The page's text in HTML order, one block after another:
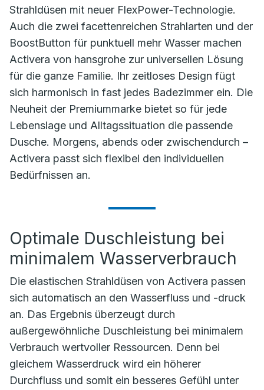
Strahldüsen mit neuer FlexPower-Technologie.
Auch die zwei facettenreichen Strahlarten und der
BoostButton für punktuell mehr Wasser machen
Activera von hansgrohe zur universellen Lösung
für die ganze Familie. Ihr zeitloses Design fügt
sich harmonisch in fast jedes Badezimmer ein. Die
Neuheit der Premiummarke bietet so für jede
Lebenslage und Alltagssituation die passende
Dusche. Morgens, abends oder zwischendurch –
Activera passt sich flexibel den individuellen
Bedürfnissen an.
Optimale Duschleistung bei
minimalem Wasserverbrauch
Die elastischen Strahldüsen von Activera passen
sich automatisch an den Wasserfluss und -druck
an. Das Ergebnis überzeugt durch
außergewöhnliche Duschleistung bei minimalem
Verbrauch wertvoller Ressourcen. Denn bei
gleichem Wasserdruck wird ein höherer
Durchfluss und somit ein besseres Gefühl unter